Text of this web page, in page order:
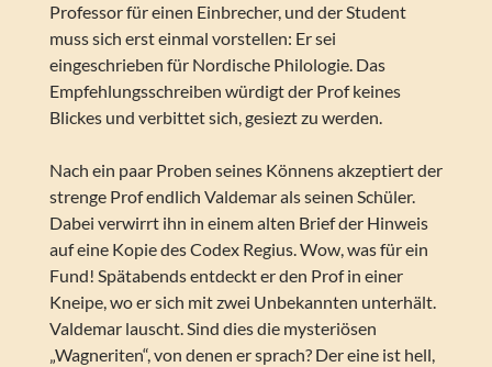
Professor für einen Einbrecher, und der Student
muss sich erst einmal vorstellen: Er sei
eingeschrieben für Nordische Philologie. Das
Empfehlungsschreiben würdigt der Prof keines
Blickes und verbittet sich, gesiezt zu werden.
Nach ein paar Proben seines Könnens akzeptiert der
strenge Prof endlich Valdemar als seinen Schüler.
Dabei verwirrt ihn in einem alten Brief der Hinweis
auf eine Kopie des Codex Regius. Wow, was für ein
Fund! Spätabends entdeckt er den Prof in einer
Kneipe, wo er sich mit zwei Unbekannten unterhält.
Valdemar lauscht. Sind dies die mysteriösen
„Wagneriten“, von denen er sprach? Der eine ist hell,